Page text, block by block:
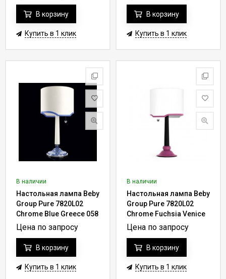
В корзину
Купить в 1 клик
В корзину
Купить в 1 клик
В наличии
Настольная лампа Beby
Group Pure 7820L02
Chrome Blue Greece 058
- azurine
Цена по запросу
В корзину
Купить в 1 клик
В наличии
Настольная лампа Beby
Group Pure 7820L02
Chrome Fuchsia Venice
017 - rose
Цена по запросу
В корзину
Купить в 1 клик